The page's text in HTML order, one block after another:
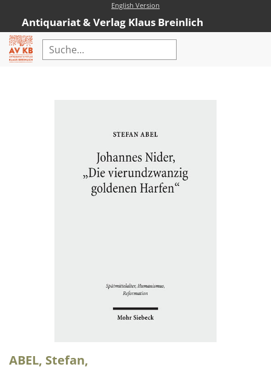
English Version
Antiquariat & Verlag Klaus Breinlich
Buchbinderei und Restauration
ABEL, Stefan,